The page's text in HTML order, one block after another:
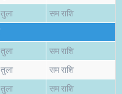
तुला सम राशि
तुला सम राशि
तुला सम राशि
तुला सम राशि